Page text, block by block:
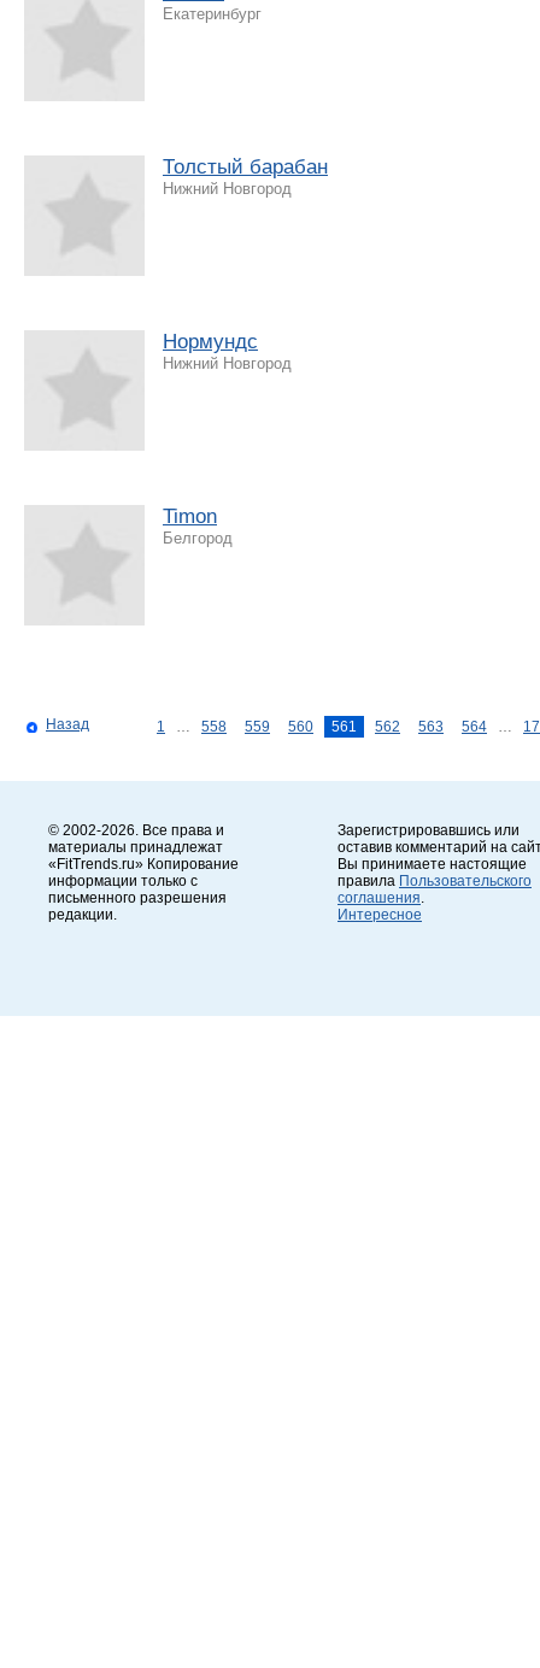
Екатеринбург
Толстый барабан
Нижний Новгород
Нормундс
Нижний Новгород
Timon
Белгород
Назад 1 558 559 560 561 562 563 564
© 2002-2026. Все права и
материалы принадлежат
«FitTrends.ru» Копирование
информации только с
письменного разрешения
редакции.
Зарегистрировавшись или
оставив комментарий на
Вы принимаете настоящие
правила Пользовательского
соглашения
Интересное